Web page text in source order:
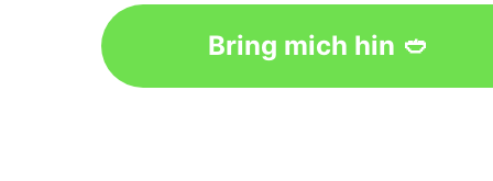
Bring mich hin 🥙